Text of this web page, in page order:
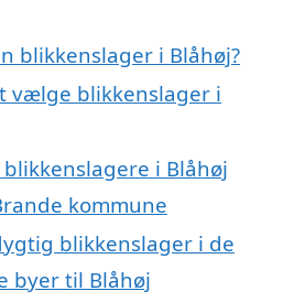
blikkenslager i Blåhøj?
vælge blikkenslager i
i Blåhøj
kommune
blikkenslager i de
byer til Blåhøj